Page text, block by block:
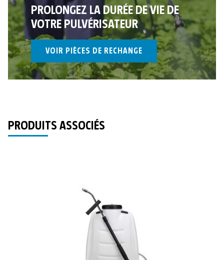
PROLONGEZ LA DURÉE DE VIE DE
VOTRE PULVÉRISATEUR
VOIR PIÈCES DE RECHANGE
PRODUITS ASSOCIÉS